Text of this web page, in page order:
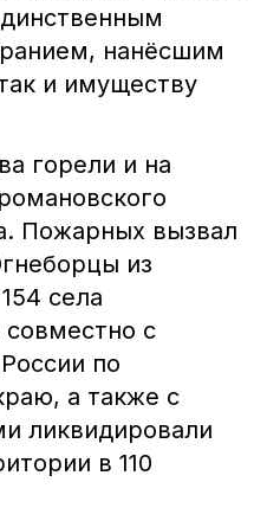
нанёсшим
и имуществу
горели и на
Пожарных вызвал
из
села
с
по
а также с
ликвидировали
в 110